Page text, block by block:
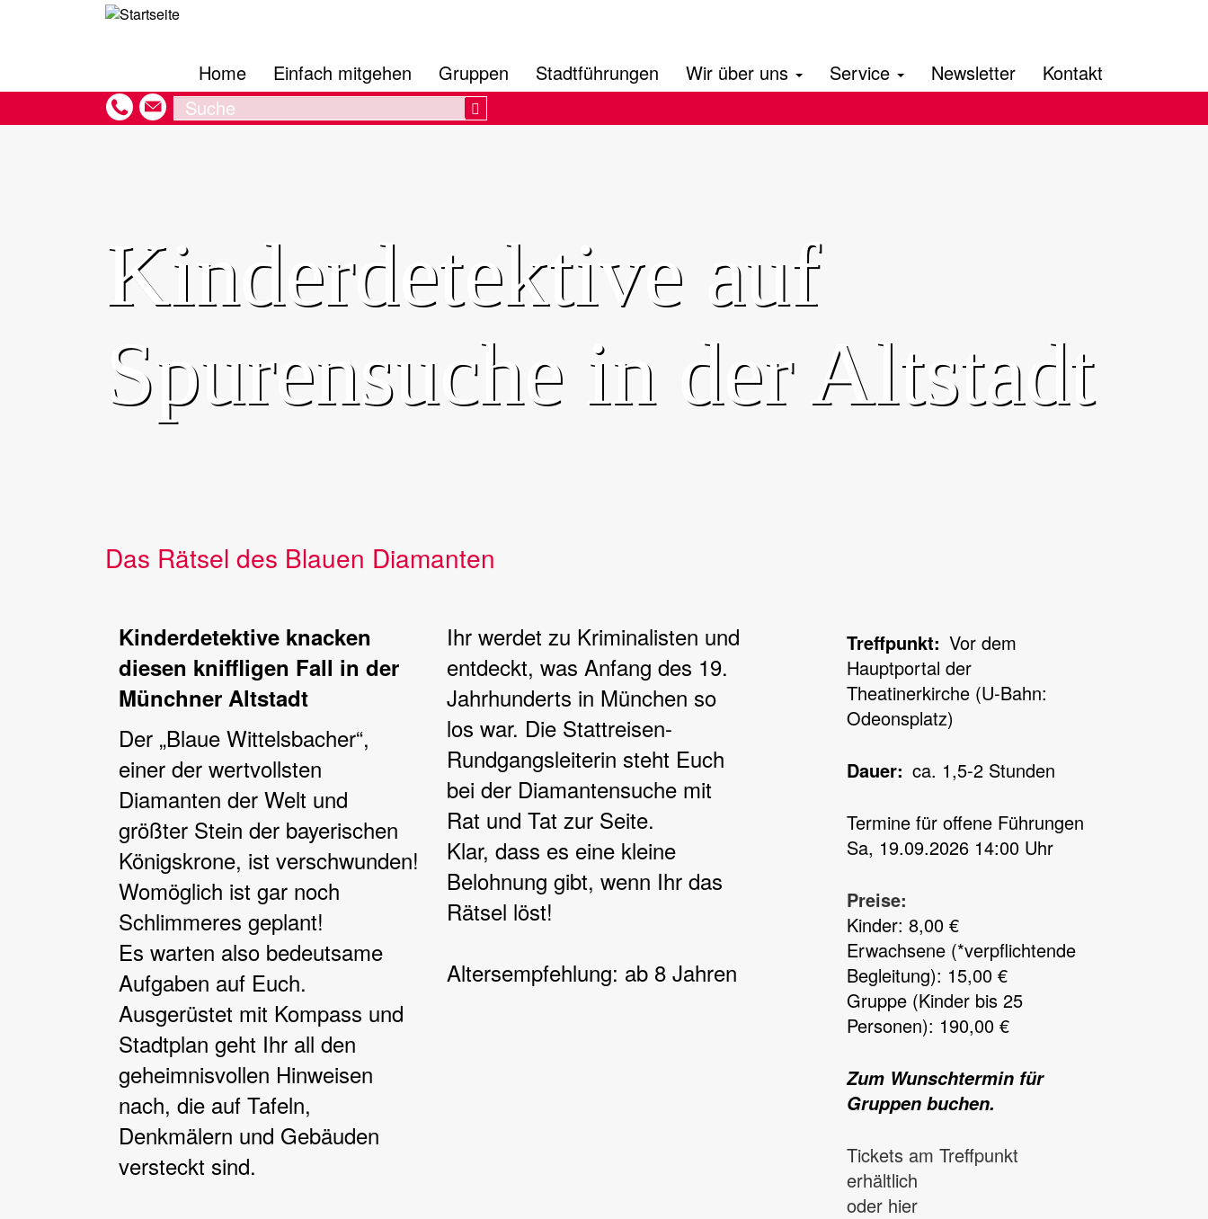
Hauptnavigation
Home Einfach mitgehen Gruppen Stadtführungen Wir über uns Service Newsletter Kontakt
Search Search
Kinderdetektive auf
Spurensuche in der Altstadt
Das Rätsel des Blauen Diamanten
Kinderdetektive knacken
diesen kniffligen Fall in der
Münchner Altstadt
Der „Blaue Wittelsbacher“,
einer der wertvollsten
Diamanten der Welt und
größter Stein der bayerischen
Königskrone, ist verschwunden!
Womöglich ist gar noch
Schlimmeres geplant!
Es warten also bedeutsame
Aufgaben auf Euch.
Ausgerüstet mit Kompass und
Stadtplan geht Ihr all den
geheimnisvollen Hinweisen
nach, die auf Tafeln,
Denkmälern und Gebäuden
versteckt sind.
Ihr werdet zu Kriminalisten und
entdeckt, was Anfang des 19.
Jahrhunderts in München so
los war. Die Stattreisen-
Rundgangsleiterin steht Euch
bei der Diamantensuche mit
Rat und Tat zur Seite.
Klar, dass es eine kleine
Belohnung gibt, wenn Ihr das
Rätsel löst!
Altersempfehlung: ab 8 Jahren
Treffpunkt
Vor dem
Hauptportal der
Theatinerkirche (U-Bahn:
Odeonsplatz)
Dauer ca. 1,5-2 Stunden
Termine für offene Führungen
Sa, 19.09.2026 14:00 Uhr
Preise:
Kinder: 8,00 €
Erwachsene (*verpflichtende
Begleitung): 15,00 €
Gruppe (Kinder bis 25
Personen): 190,00 €
Zum Wunschtermin für
Gruppen buchen.
Tickets am Treffpunkt
erhältlich
oder hier